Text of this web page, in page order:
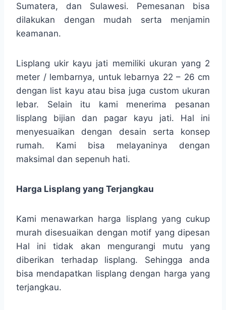
Sumatera, dan Sulawesi. Pemesanan bisa
dilakukan dengan mudah serta menjamin
keamanan.
Lisplang ukir kayu jati memiliki ukuran yang 2
meter / lembarnya, untuk lebarnya 22 – 26 cm
dengan list kayu atau bisa juga custom ukuran
lebar. Selain itu kami menerima pesanan
lisplang bijian dan pagar kayu jati. Hal ini
menyesuaikan dengan desain serta konsep
rumah. Kami bisa melayaninya dengan
maksimal dan sepenuh hati.
Harga Lisplang yang Terjangkau
Kami menawarkan harga lisplang yang cukup
murah disesuaikan dengan motif yang dipesan
Hal ini tidak akan mengurangi mutu yang
diberikan terhadap lisplang. Sehingga anda
bisa mendapatkan lisplang dengan harga yang
terjangkau.